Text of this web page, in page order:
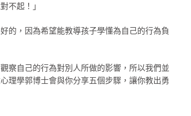
不起！」
的，因為希望能教導孩子學懂為自己的行為負
察自己的行為對別人所做的影響，所以我們並
理學郭博士會與你分享五個步驟，讓你教出勇